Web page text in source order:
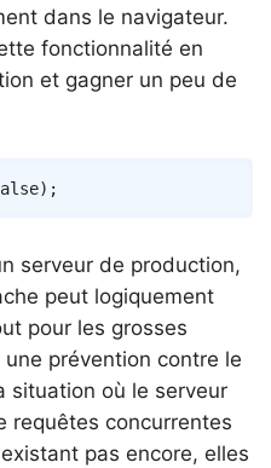
dans le navigateur.
fonctionnalité en
et gagner un peu de
) ;
serveur de production,
peut logiquement
pour les grosses
prévention contre le
situation où le serveur
requêtes concurrentes
pas encore, elles